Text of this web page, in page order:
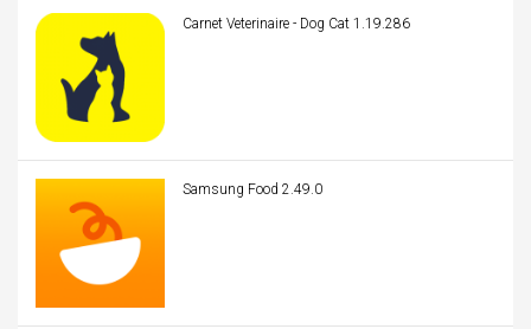
Carnet Veterinaire - Dog Cat 1.19.286
Samsung Food 2.49.0